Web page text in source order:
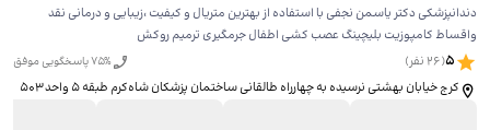
دندانپزشکی دکتر یاسمن نجفی با استفاده از بهترین متریال و کیفیت ،زیبایی و درمانی نقد
واقساط کامپوزیت بلیچینگ عصب کشی اطفال جرمگیری ترمیم روکش
5
(
26نفر) 75% پاسخگویی موفق
کرج خیابان بهشتی نرسیده به چهارراه طالقانی ساختمان پزشکان شاه‌کرم طبقه ۵ واحد ۵۰۳